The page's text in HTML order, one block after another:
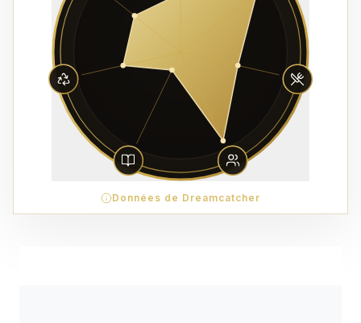
Données de Dreamcatcher